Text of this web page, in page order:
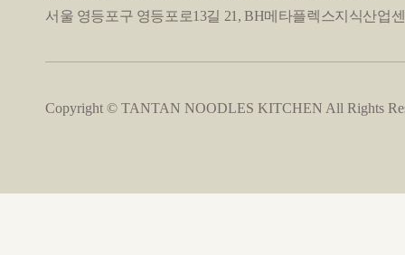
서울 영등포구 영등포로13길 21, BH메타플렉스지식산업
Copyright © TANTAN NOODLES KITCHEN All Rights